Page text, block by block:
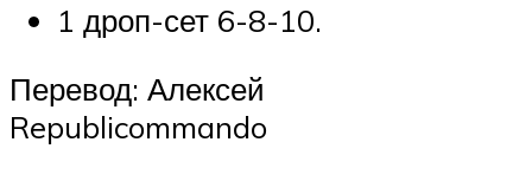
1 дроп-сет 6-8-10.
Перевод: Алексей
Republicommando